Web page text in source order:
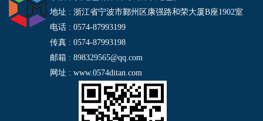
地址 : 浙江省宁波市鄞州区康强路和荣大厦B座1902室
电话 : 0574-87993199
传真 : 0574-87993198
邮箱 : 898329565@qq.com
网址 : www.0574ditan.com